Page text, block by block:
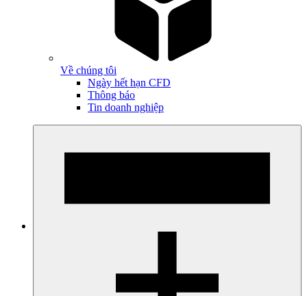
Về chúng tôi
Ngày hết hạn CFD
Thông báo
Tin doanh nghiệp